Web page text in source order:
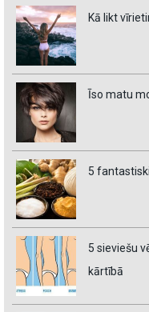
Kā likt
Īso matu
5
5 sieviešu
kārtībā